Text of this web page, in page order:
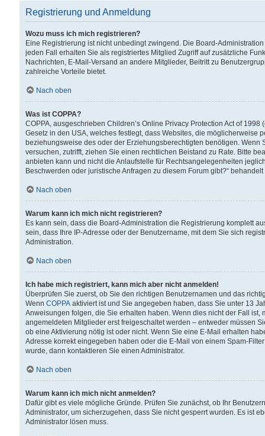
Registrierung und Anmeldung
Wozu muss ich mich registrieren?
Eine Registrierung ist nicht unbedingt zwingend. Die Board-
jeden Fall erhalten Sie als registriertes Mitglied Zugriff auf zusätzliche
Nachrichten, E-Mail-Versand an andere Mitglieder, Beitritt zu
zahlreiche Vorteile bietet.
Nach oben
Was ist COPPA?
COPPA, ausgeschrieben Children’s Online Privacy Protection Act of
Gesetz in den USA, welches festlegt, dass Websites, die
beziehungsweise des oder der Erziehungsberechtigten benötigen.
versuchen, zutrifft, ziehen Sie einen rechtlichen Beistand zu Rate. Bitte
anbieten kann und nicht die Anlaufstelle für Rechtsangelegenheiten
Beschwerden oder juristische Anfragen zu diesem Forum gibt?“
Nach oben
Warum kann ich mich nicht registrieren?
Es kann sein, dass die Board-Administration die Registrierung komplett
sein, dass Ihre IP-Adresse oder der Benutzername, mit dem Sie sich
Administration.
Nach oben
Ich habe mich registriert, kann mich aber nicht anmelden!
Überprüfen Sie zuerst, ob Sie den richtigen Benutzernamen und das
Wenn COPPA aktiviert ist und Sie angegeben haben, dass Sie unter 13
Anweisungen folgen, die Sie erhalten haben. Wenn dies nicht der Fall
angemeldeten Mitglieder erst freigeschaltet werden – entweder müssen
ob eine Aktivierung nötig ist oder nicht. Wenn Sie eine E-Mail erhalten
Adresse korrekt eingegeben haben oder die E-Mail von einem Spam-
wurde, dann kontaktieren Sie einen Administrator.
Nach oben
Warum kann ich mich nicht anmelden?
Dafür gibt es viele mögliche Gründe. Prüfen Sie zunächst, ob Ihr
Administrator, um sicherzugehen, dass Sie nicht gesperrt wurden. Es ist
Administrator lösen muss.